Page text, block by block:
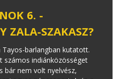
6. -
ZALA-SZAKASZ?
Tayos-barlangban kutatott.
számos indiánközösséget
bár nem volt nyelvész,